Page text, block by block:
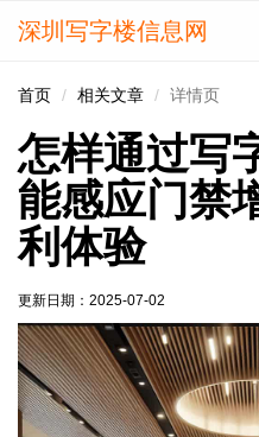
深圳写字楼信息网
首页 相关文章 详情页
怎样通过写
能感应门禁
利体验
更新日期： 2025-07-02